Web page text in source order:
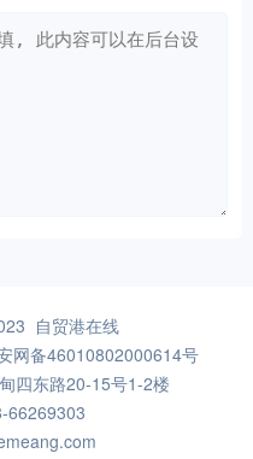
自贸港在线
网备46010802000614号
四东路20-15号1-2楼
66269303